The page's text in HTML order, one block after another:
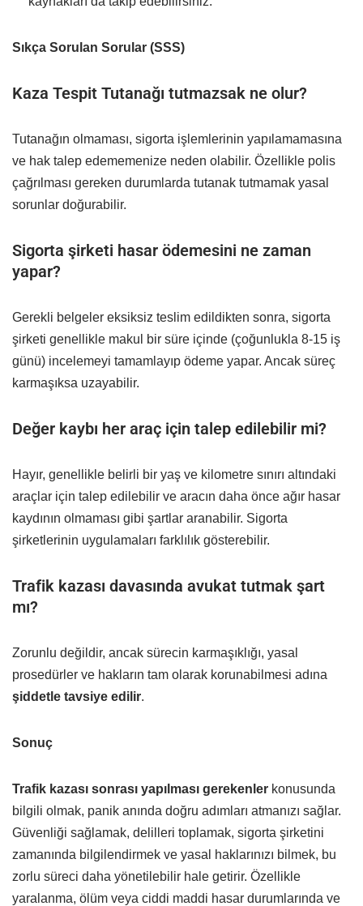
Sıkça Sorulan Sorular (SSS)
Kaza Tespit Tutanağı tutmazsak ne olur?
Tutanağın olmaması, sigorta işlemlerinin yapılamamasına
ve hak talep edememenize neden olabilir. Özellikle polis
çağrılması gereken durumlarda tutanak tutmamak yasal
sorunlar doğurabilir.
Sigorta şirketi hasar ödemesini ne zaman
yapar?
Gerekli belgeler eksiksiz teslim edildikten sonra, sigorta
şirketi genellikle makul bir süre içinde (çoğunlukla 8-15 iş
günü) incelemeyi tamamlayıp ödeme yapar. Ancak süreç
karmaşıksa uzayabilir.
Değer kaybı her araç için talep edilebilir mi?
Hayır, genellikle belirli bir yaş ve kilometre sınırı altındaki
araçlar için talep edilebilir ve aracın daha önce ağır hasar
kaydının olmaması gibi şartlar aranabilir. Sigorta
şirketlerinin uygulamaları farklılık gösterebilir.
Trafik kazası davasında avukat tutmak şart
mı?
Zorunlu değildir, ancak sürecin karmaşıklığı, yasal
prosedürler ve hakların tam olarak korunabilmesi adına
şiddetle tavsiye edilir.
Sonuç
Trafik kazası sonrası yapılması gerekenler konusunda
bilgili olmak, panik anında doğru adımları atmanızı sağlar.
Güvenliği sağlamak, delilleri toplamak, sigorta şirketini
zamanında bilgilendirmek ve yasal haklarınızı bilmek, bu
zorlu süreci daha yönetilebilir hale getirir. Özellikle
yaralanma, ölüm veya ciddi maddi hasar durumlarında ve